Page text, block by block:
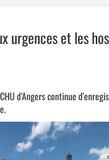
urgences et les
d’Angers continue